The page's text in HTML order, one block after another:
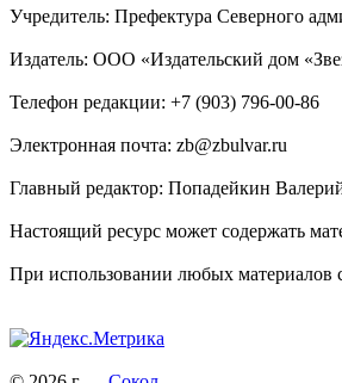
Учредитель: Префектура Северного
Издатель: ООО «Издательский дом
Телефон редакции: +7 (903) 796-00-86
Электронная почта: zb@zbulvar.ru
Главный редактор: Попадейкин
Настоящий ресурс может содержать
При использовании любых материалов